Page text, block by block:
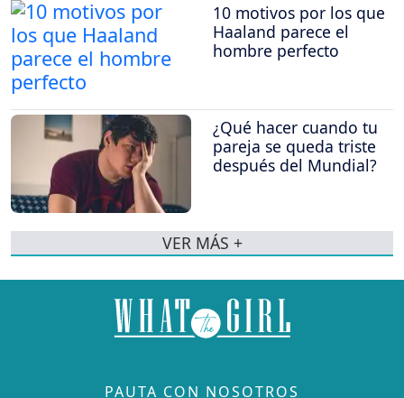
10 motivos por los que
Haaland parece el
hombre perfecto
¿Qué hacer cuando tu
pareja se queda triste
después del Mundial?
VER MÁS +
PAUTA CON NOSOTROS